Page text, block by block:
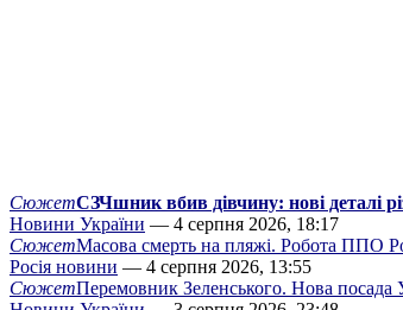
СюжетСЗЧшник вбив дівчину: нові деталі
Новини України — 4 серпня 2026, 18:17
СюжетМасова смерть на пляжі. Робота ППО
Росія новини — 4 серпня 2026, 13:55
СюжетПеремовник Зеленського. Нова посада